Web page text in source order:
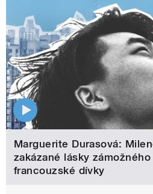
Marguerite Durasová:
zakázané lásky zámožného
francouzské dívky